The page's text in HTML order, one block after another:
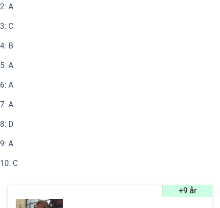
2: A
3: C
4: B
5: A
6: A
7: A
8: D
9: A
10: C
+9 år